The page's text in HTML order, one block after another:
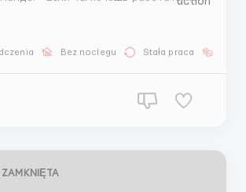
прямо сейчас в
Bez noclegu Stała praca
ZAMKNIĘTA